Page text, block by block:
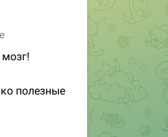
полезные